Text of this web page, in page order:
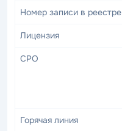
Номер записи в реестре
Лицензия
СРО
Горячая линия